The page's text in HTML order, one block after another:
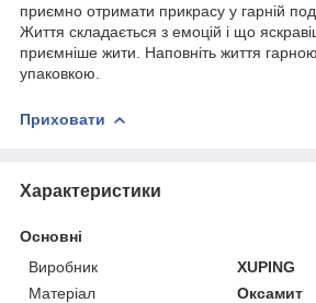
приємно отримати прикрасу у гарній
Життя складається з емоцій і що
приємніше жити. Наповніть життя
упаковкою.
Приховати
Характеристики
Основні
Виробник
XUPING
Матеріал
Оксамит